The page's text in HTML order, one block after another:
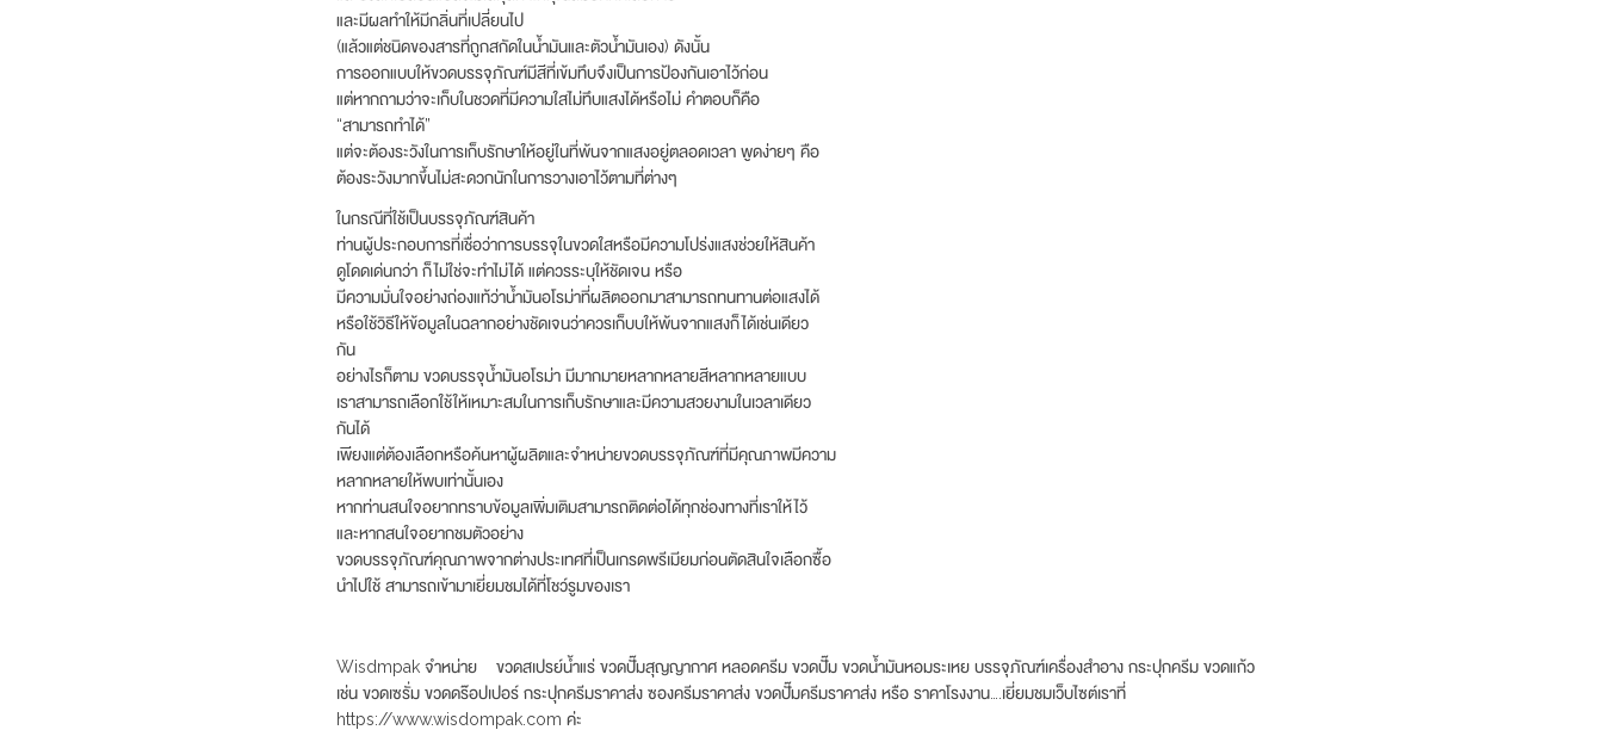
และมีผลทำให้มีกลิ่นที่เปลี่ยนไป
(แล้วแต่ชนิดของสารที่ถูกสกัดในน้ำมันและตัวน้ำมันเอง) ดังนั้น
การออกแบบให้ขวดบรรจุภัณฑ์มีสีที่เข้มทึบจึงเป็นการป้องกันเอาไว้ก่อน
แต่หากถามว่าจะเก็บในชวดที่มีความใสไม่ทึบแสงได้หรือไม่ คำตอบก็คือ
“สามารถทำได้”
แต่จะต้องระวังในการเก็บรักษาให้อยู่ในที่พ้นจากแสงอยู่ตลอดเวลา พูดง่ายๆ คือ
ต้องระวังมากขึ้นไม่สะดวกนักในการวางเอาไว้ตามที่ต่างๆ
ในกรณีที่ใช้เป็นบรรจุภัณฑ์สินค้า
ท่านผู้ประกอบการที่เชื่อว่าการบรรจุในขวดใสหรือมีความโปร่งแสงช่วยให้สินค้า
ดูโดดเด่นกว่า ก็ไม่ใช่จะทำไม่ได้ แต่ควรระบุให้ชัดเจน หรือ
มีความมั่นใจอย่างถ่องแท้ว่าน้ำมันอโรม่าที่ผลิตออกมาสามารถทนทานต่อแสงได้
หรือใช้วิธีให้ข้อมูลในฉลากอย่างชัดเจนว่าควรเก็บบให้พ้นจากแสงก็ได้เช่นเดียว
กัน
อย่างไรก็ตาม ขวดบรรจุน้ำมันอโรม่า มีมากมายหลากหลายสีหลากหลายแบบ
เราสามารถเลือกใช้ให้เหมาะสมในการเก็บรักษาและมีความสวยงามในเวลาเดียว
กันได้
เพียงแต่ต้องเลือกหรือค้นหาผู้ผลิตและจำหน่ายขวดบรรจุภัณฑ์ที่มีคุณภาพมีความ
หลากหลายให้พบเท่านั้นเอง
หากท่านสนใจอยากทราบข้อมูลเพิ่มเติมสามารถติดต่อได้ทุกช่องทางที่เราให้ไว้
และหากสนใจอยากชมตัวอย่าง
ขวดบรรจุภัณฑ์คุณภาพจากต่างประเทศที่เป็นเกรดพรีเมียมก่อนตัดสินใจเลือกซื้อ
นำไปใช้ สามารถเข้ามาเยี่ยมชมได้ที่โชว์รูมของเรา
Wisdmpak จำหน่าย ขวดสเปรย์น้ำแร่ ขวดปั๊มสุญญากาศ หลอดครีม ขวดปั๊ม ขวดน้ำมันหอมระเหย บรรจุภัณฑ์เครื่องสำอาง กระปุกครีม ขวดแก้ว
เช่น ขวดเซรั่ม ขวดดร๊อปเปอร์ กระปุกครีมราคาส่ง ซองครีมราคาส่ง ขวดปั๊มครีมราคาส่ง หรือ ราคาโรงงาน….เยี่ยมชมเว็บไซต์เราที่
https://www.wisdompak.com ค่ะ